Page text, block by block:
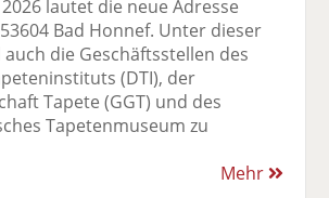
lautet die neue Adresse
Bad Honnef. Unter dieser
die Geschäftsstellen des
(DTI), der
Tapete (GGT) und des
Tapetenmuseum zu
Mehr